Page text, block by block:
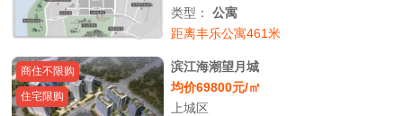
类型：公寓
距离丰乐公寓461米
商住不限购
住宅限购
滨江海潮望月城
均价69800元/㎡
上城区